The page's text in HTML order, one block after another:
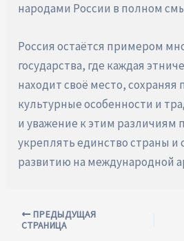
народами России в полном
Россия остаётся примером
государства, где каждая
находит своё место, сохраняя
культурные особенности и
и уважение к этим различиям
укреплять единство страны и
развитию на международной
Навигация
ПРЕДЫДУЩАЯ
СТРАНИЦА